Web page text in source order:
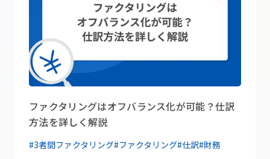
ファクタリングはオフバランス化が可能？仕訳
方法を詳しく解説
#3者間ファクタリング#ファクタリング#仕訳#財務